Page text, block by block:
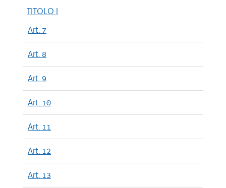
TITOLO I
Art. 7
Art. 8
Art. 9
Art. 10
Art. 11
Art. 12
Art. 13